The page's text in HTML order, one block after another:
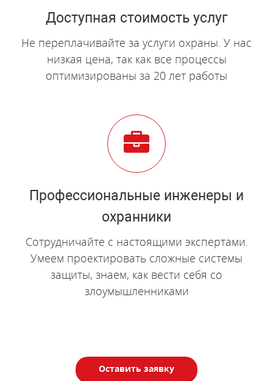
Доступная стоимость услуг
Не переплачивайте за услуги охраны. У нас
низкая цена, так как все процессы
оптимизированы за 20 лет работы
Профессиональные инженеры и
охранники
Сотрудничайте с настоящими экспертами.
Умеем проектировать сложные системы
защиты, знаем, как вести себя со
злоумышленниками
Оставить заявку